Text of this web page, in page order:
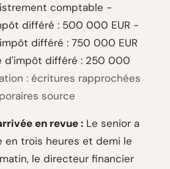
comptable -
différé : 500 000 EUR -
différé : 750 000 EUR
d'impôt différé : 250 000
: écritures rapprochées
source
en revue : Le senior a
en trois heures et demi le
le directeur financier